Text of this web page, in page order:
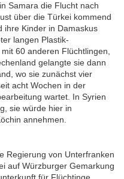
Samara die Flucht nach
über die Türkei kommend
ihre Kinder in Damaskus
langen Plastik-
60 anderen Flüchtlingen,
gelangte sie dann
wo sie zunächst vier
acht Wochen in der
wartet. In Syrien
sie würde hier in
annehmen.
Regierung von Unterfranken
auf Würzburger Gemarkung